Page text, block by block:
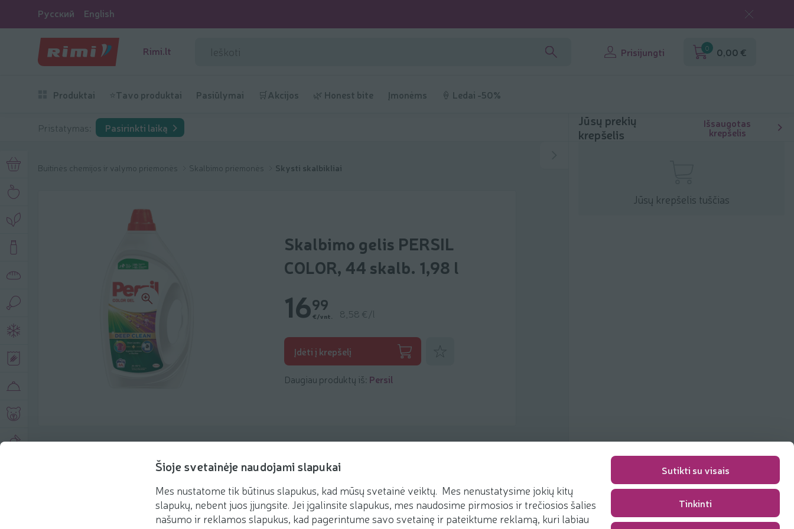
Šioje svetainėje naudojami slapukai
Mes nustatome tik būtinus slapukus, kad mūsų svetainė veiktų. Mes nenustatysime jokių kitų
slapukų, nebent juos įjungsite. Jei įgalinsite slapukus, mes naudosime pirmosios ir trečiosios šalies
našumo ir reklamos slapukus, kad pagerintume savo svetainę ir pateiktume reklamą, kuri labiau
Sutikti su visais
Tinkinti
Русский English
Rimi.lt Prisijungti 0 0,00 €
Produktai ⭐Tavo produktai Pasiūlymai 🛒Akcijos 🌿 Honest bite Įmonėms 🍦 Ledai -50%
Pristatymas: Pasirinkti laiką
Buitinės chemijos ir valymo priemonės Skalbimo priemonės Skysti skalbikliai
Skalbimo gelis PERSIL
COLOR, 44 skalb. 1,98 l
1699
€/vnt. 8,58 €/l
Įdėti į krepšelį
Daugiau produktų iš: Persil
Produkto aprašymas
Rekomenduojame
Jūsų prekių
krepšelis
Išsaugotas
krepšelis
Jūsų krepšelis tuščias
Pakavimo mokestis 0,00 €